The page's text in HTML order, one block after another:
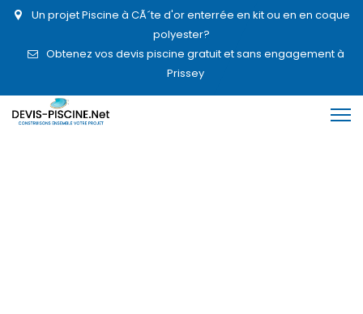
Un projet Piscine à CÃ´te d'or enterrée en kit ou en en coque
polyester?
Obtenez vos devis piscine gratuit et sans engagement à
Prissey